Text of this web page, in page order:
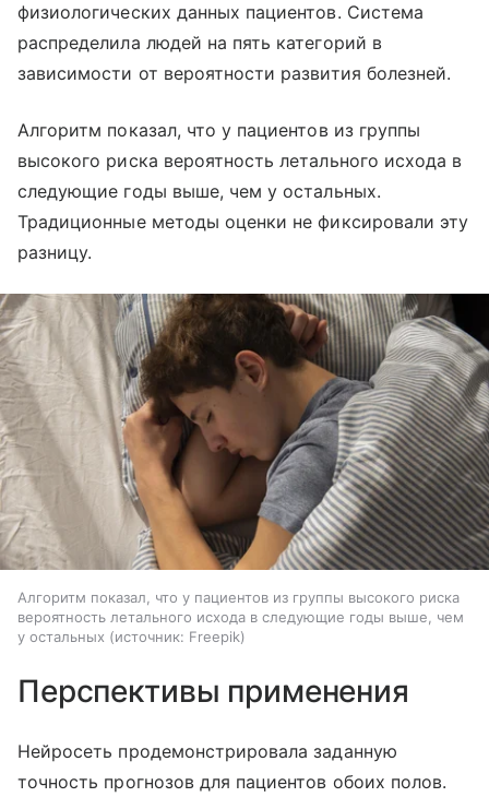
физиологических данных пациентов. Система
распределила людей на пять категорий в
зависимости от вероятности развития болезней.
Алгоритм показал, что у пациентов из группы
высокого риска вероятность летального исхода в
следующие годы выше, чем у остальных.
Традиционные методы оценки не фиксировали эту
разницу.
Алгоритм показал, что у пациентов из группы высокого риска
вероятность летального исхода в следующие годы выше, чем
у остальных
источник: Freepik
Перспективы применения
Нейросеть продемонстрировала заданную
точность прогнозов для пациентов обоих полов.